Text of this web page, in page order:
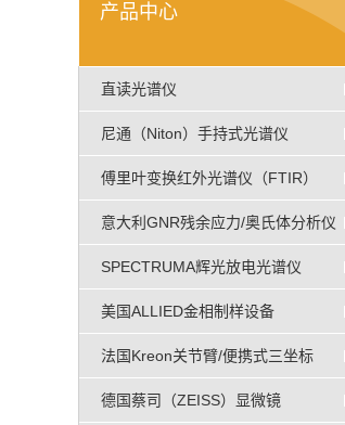
产品中心
直读光谱仪
尼通（Niton）手持式光谱仪
傅里叶变换红外光谱仪（FTIR）
意大利GNR残余应力/奥氏体分析仪
SPECTRUMA辉光放电光谱仪
美国ALLIED金相制样设备
法国Kreon关节臂/便携式三坐标
德国蔡司（ZEISS）显微镜